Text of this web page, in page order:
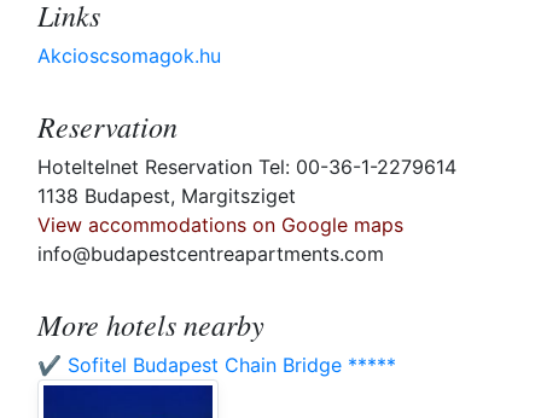
Links
Akcioscsomagok.hu
Reservation
Hoteltelnet Reservation Tel: 00-36-1-2279614
1138 Budapest, Margitsziget
View accommodations on Google maps
info@budapestcentreapartments.com
More hotels nearby
✔️ Sofitel Budapest Chain Bridge *****